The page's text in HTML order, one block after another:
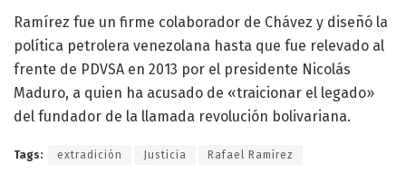
Ramírez fue un firme colaborador de Chávez y diseñó la
política petrolera venezolana hasta que fue relevado al
frente de PDVSA en 2013 por el presidente Nicolás
Maduro, a quien ha acusado de «traicionar el legado»
del fundador de la llamada revolución bolivariana.
Tags: extradición Justicia Rafael Ramírez